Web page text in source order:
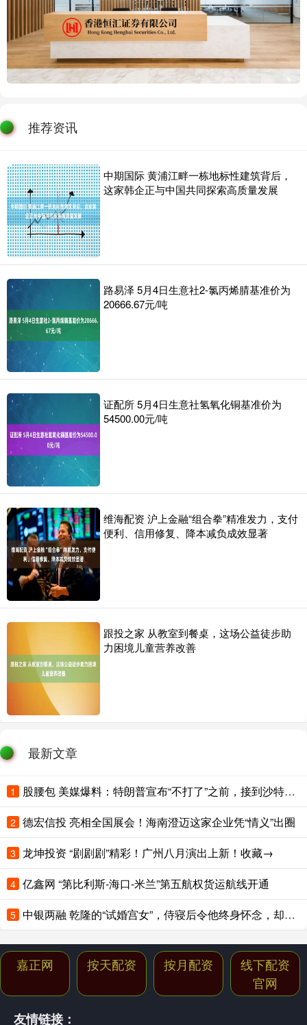
推荐资讯
中期国际 黄浦江畔一栋地标性建筑背后，
这家韩企正与中国共同探索高质量发展
路易泽 5月4日生意社2-氯丙烯腈基准价为
20666.67元/吨
证配所 5月4日生意社氢氧化铜基准价为
54500.00元/吨
维海配资 沪上金融“组合拳”精准发力，支付
便利、信用修复、降本减负成效显著
跟投之家 从教室到餐桌，这场公益徒步助
力困境儿童营养改善
最新文章
1 股腰包 美媒爆料：特朗普宣布“不打了”之前，接到沙特王储电话；卡塔尔、阿联酋、土耳其、巴基斯坦集体发声
2 德宏信投 亮相全国展会！海南澄迈这家企业凭“情义”出圈
3 龙坤投资 “剧剧剧”精彩！广州八月演出上新！收藏→
4 亿鑫网 “第比利斯-海口-米兰”第五航权货运航线开通
5 中银两融 乾隆的“试婚宫女”，侍寝后令他终身怀念，却在多年后骂死她儿子
嘉正网 按天配资 按月配资
线下配资
官网
友情链接：